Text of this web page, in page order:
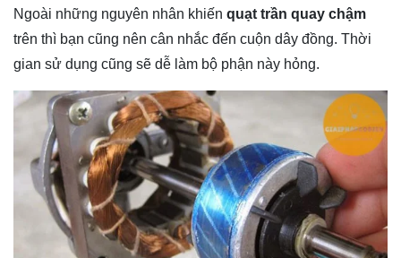
Ngoài những nguyên nhân khiến quạt trần quay chậm
trên thì bạn cũng nên cân nhắc đến cuộn dây đồng. Thời
gian sử dụng cũng sẽ dễ làm bộ phận này hỏng.